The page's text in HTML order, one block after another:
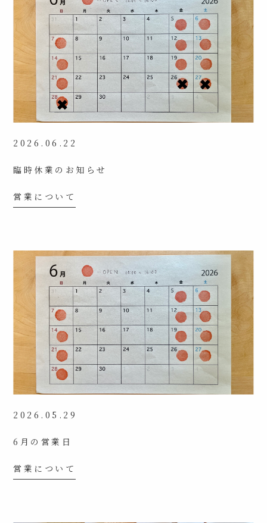
2026.06.22
臨時休業のお知らせ
営業について
2026.05.29
6月の営業日
営業について